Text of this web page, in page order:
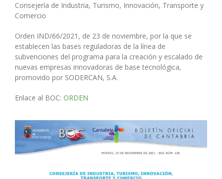
Consejería de Industria, Turismo, Innovación, Transporte y
Comercio
Orden IND/66/2021, de 23 de noviembre, por la que se
establecen las bases reguladoras de la línea de
subvenciones del programa para la creación y escalado de
nuevas empresas innovadoras de base tecnológica,
promovido por SODERCAN, S.A.
Enlace al BOC: ORDEN